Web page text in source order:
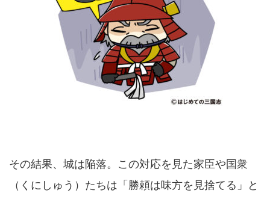
その結果、城は陥落。この対応を見た家臣や国衆
（くにしゅう）たちは「勝頼は味方を見捨てる」と